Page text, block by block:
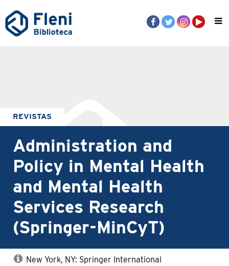
REVISTAS
Administration and
Policy in Mental Health
and Mental Health
Services Research
(Springer-MinCyT)
New York, NY: Springer International